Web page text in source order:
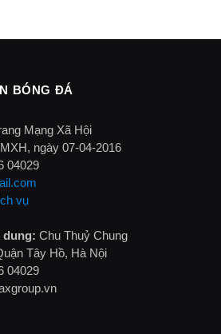
BÓNG ĐÁ
Mạng Xã Hội
ngày 07-04-2016
04029
vụ
dung: Chu Thuỷ Chung
Tây Hồ, Hà Nội
04029